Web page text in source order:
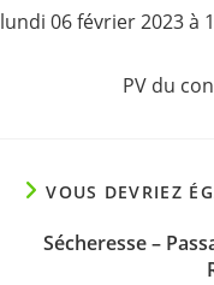
lundi 06 février 2023 à
PV du
VOUS DEVRIEZ
Sécheresse –